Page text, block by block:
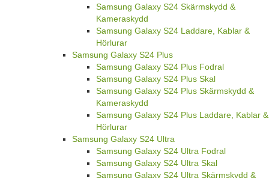
Samsung Galaxy S24 Skärmskydd &
Kameraskydd
Samsung Galaxy S24 Laddare, Kablar &
Hörlurar
Samsung Galaxy S24 Plus
Samsung Galaxy S24 Plus Fodral
Samsung Galaxy S24 Plus Skal
Samsung Galaxy S24 Plus Skärmskydd &
Kameraskydd
Samsung Galaxy S24 Plus Laddare, Kablar &
Hörlurar
Samsung Galaxy S24 Ultra
Samsung Galaxy S24 Ultra Fodral
Samsung Galaxy S24 Ultra Skal
Samsung Galaxy S24 Ultra Skärmskydd &